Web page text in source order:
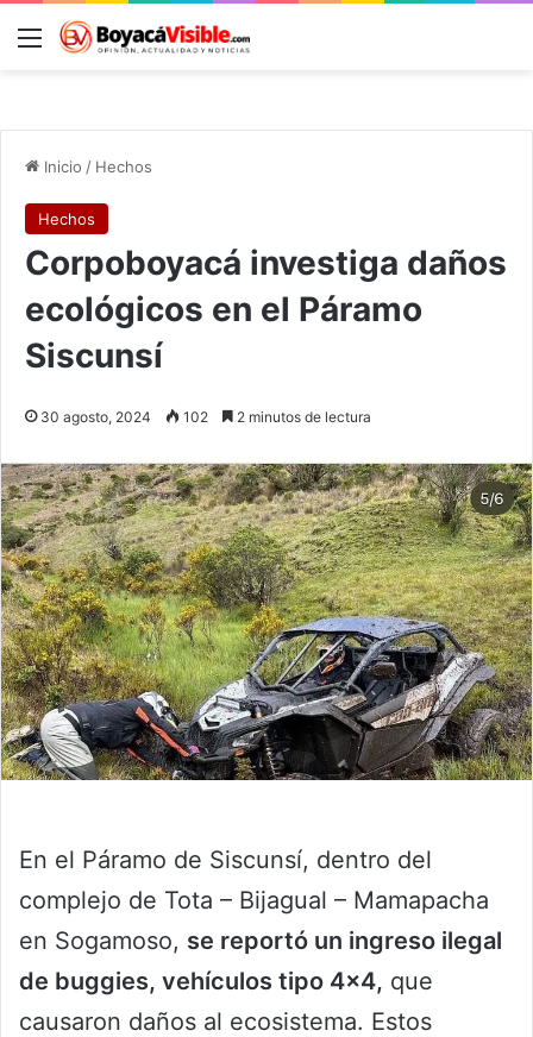
Menú
Inicio / Hechos
Hechos
Corpoboyacá investiga daños
ecológicos en el Páramo
Siscunsí
30 agosto, 2024 102 2 minutos de lectura
En el Páramo de Siscunsí, dentro del
complejo de Tota – Bijagual – Mamapacha
en Sogamoso, se reportó un ingreso ilegal
de buggies, vehículos tipo 4×4, que
causaron daños al ecosistema. Estos